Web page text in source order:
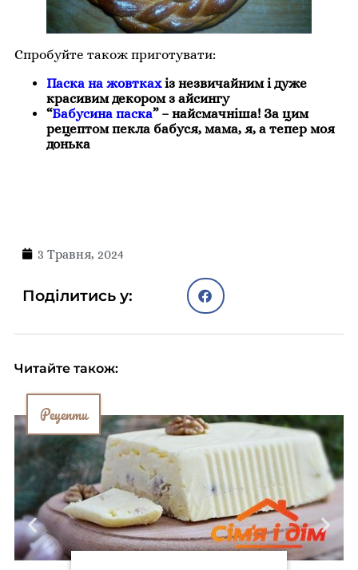
Спробуйте також приготувати:
Паска на жовткахіз незвичайним і дуже
красивим декором з айсингу
“Бабусина паска” – найсмачніша! За цим
рецептом пекла бабуся, мама, я, а тепер моя
донька
3 Травня, 2024
Поділитись у:
Читайте також:
Рецепти